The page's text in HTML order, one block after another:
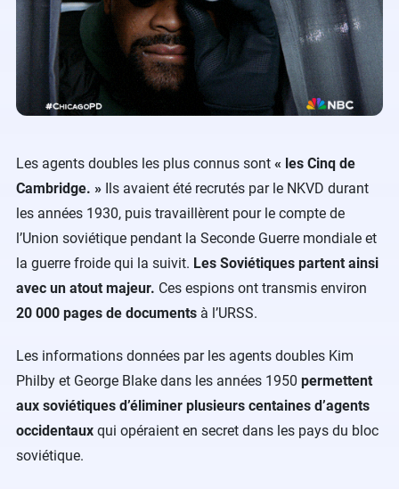
Les agents doubles les plus connus sont « les Cinq de
Cambridge. » Ils avaient été recrutés par le NKVD durant
les années 1930, puis travaillèrent pour le compte de
l’Union soviétique pendant la Seconde Guerre mondiale et
la guerre froide qui la suivit. Les Soviétiques partent ainsi
avec un atout majeur. Ces espions ont transmis environ
20 000 pages de documents à l’URSS.
Les informations données par les agents doubles Kim
Philby et George Blake dans les années 1950 permettent
aux soviétiques d’éliminer plusieurs centaines d’agents
occidentaux qui opéraient en secret dans les pays du bloc
soviétique.